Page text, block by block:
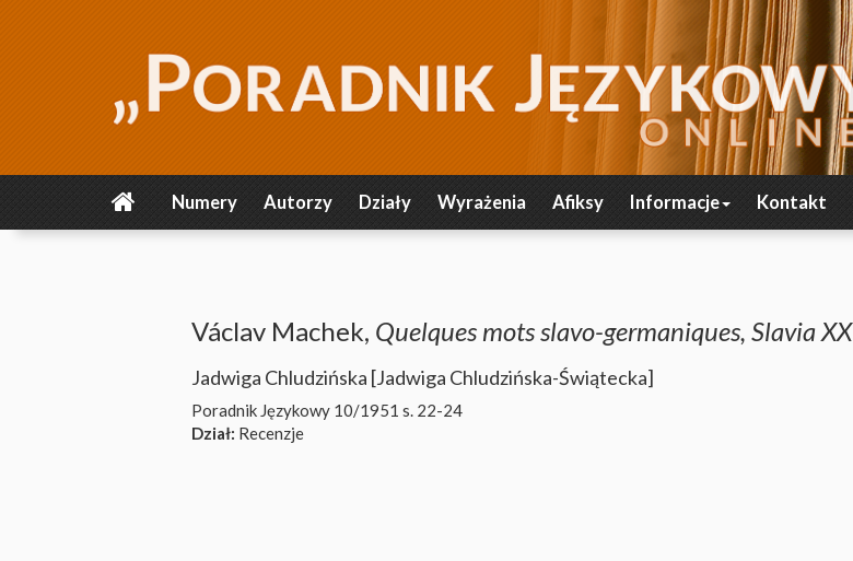
Numery Autorzy Działy Wyrażenia Afiksy Informacje Kontakt
Václav Machek, Quelques mots slavo-germaniques, Slavia XX
Jadwiga Chludzińska [Jadwiga Chludzińska-Świątecka]
Poradnik Językowy 10/1951 s. 22-24
Dział: Recenzje